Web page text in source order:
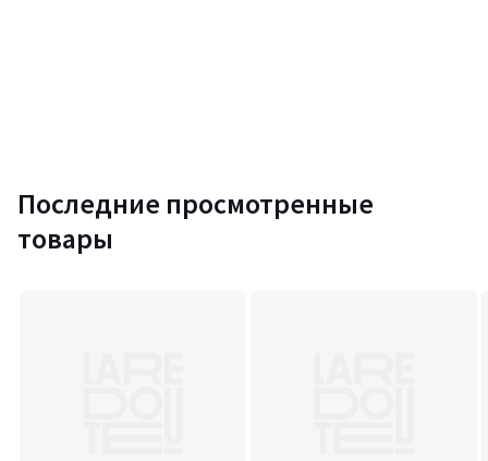
Последние просмотренные
товары